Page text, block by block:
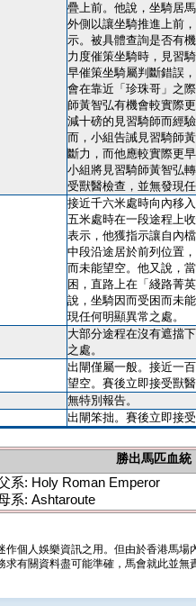
疊上前。他說，坐騎居
外側以讓坐騎推進上前
示。被具體查詢是否有
力度催策坐騎時，見習
早催策坐騎屬判斷錯誤
會在靠近「珍珠哥」之
師黃智弘有機會較實際
減十磅的見習騎師而經
而，小組告誡見習騎師
斷力，而他應較實際更
小組將見習騎師黃智弘
受獸醫檢查，並無發現
接近千六米處時向內移
五米處時在一段途程上
表示，他獲指示讓自內
中段沿途居於前列位置
而未能望空。他又說，
困，直路上在「綫路菁
說，坐騎因而受困而未
現任何明顯異常之處。
大部分途程在沒有遮擋
之處。
出閘僅屬一般。接近一
望空。賽後立即接受獸
無特別報告。
出閘笨拙。賽後立即接
勝出馬匹血統
系: Holy Roman Emperor
系: Ashtaroute
個人娛樂資訊之用。但由於香港馬
有關資料盡可能準確，馬會就此並